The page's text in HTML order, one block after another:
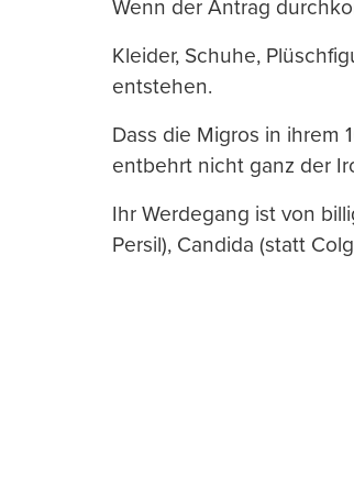
Wenn der Antrag
Kleider, Schuhe,
entstehen.
Dass die Migros in ihrem
entbehrt nicht ganz der
Ihr Werdegang ist von
Persil), Candida (statt